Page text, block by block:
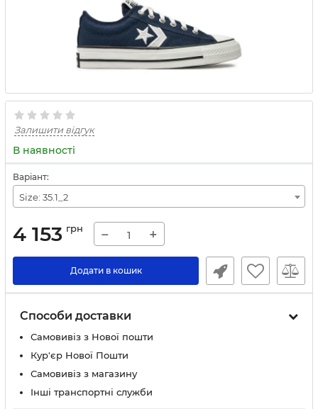
Залишити відгук
В наявності
Варіант:
Size: 35.1_2
4 153 грн − +
Додати в кошик
Способи доставки
Самовивіз з Нової пошти
Кур'єр Нової Пошти
Самовивіз з магазину
Інші транспортні служби